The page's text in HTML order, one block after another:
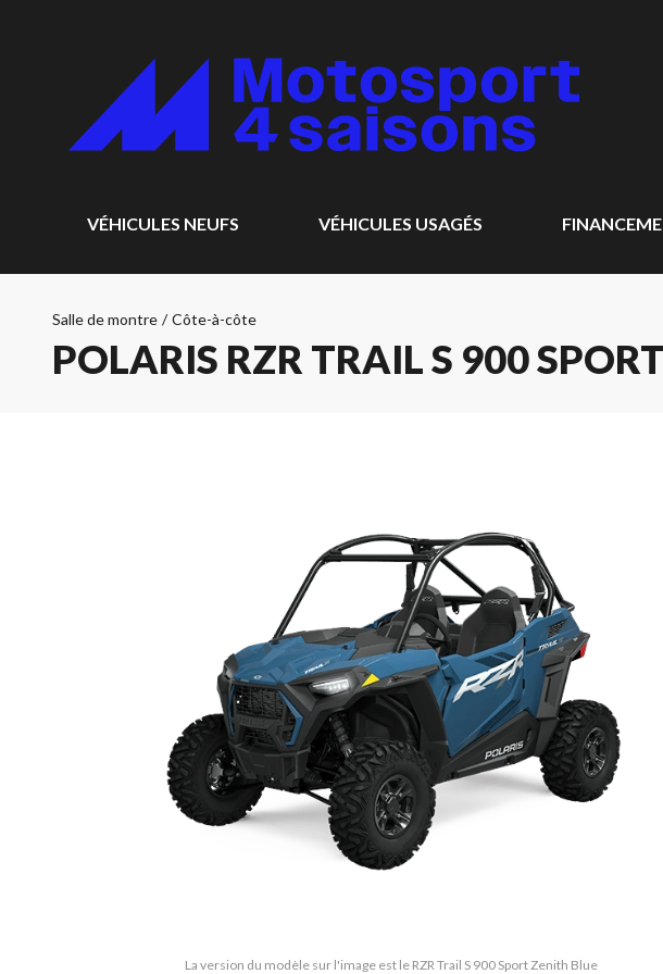
VÉHICULES NEUFS VÉHICULES USAGÉS
Salle de montre / Côte-à-côte
POLARIS RZR TRAIL S 900
La version du modèle sur l'image est le RZR Trail S 900 Sport Zenith Blue